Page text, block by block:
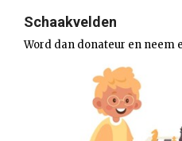
Schaakvelden
Word dan donateur en neem